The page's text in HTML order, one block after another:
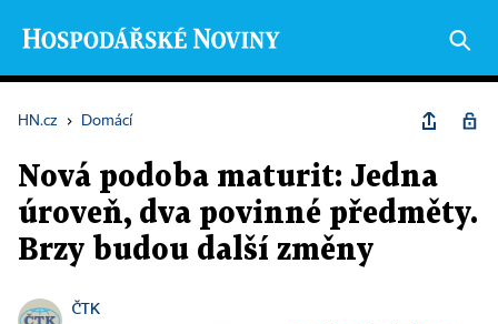
HN.cz › Domácí
Nová podoba maturit: Jedna
úroveň, dva povinné předměty.
Brzy budou další změny
ČTK